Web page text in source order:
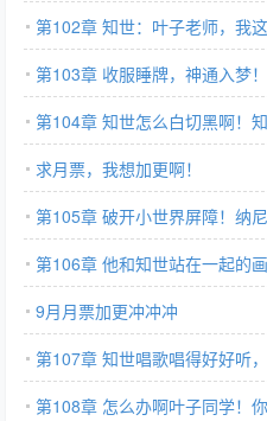
第102章 知世：叶子老师，我
第103章 收服睡牌，神通入梦
第104章 知世怎么白切黑啊！
更4k）
求月票，我想加更啊！
第105章 破开小世界屏障！纳
第106章 他和知世站在一起的
哈！
9月月票加更冲冲冲
第107章 知世唱歌唱得好好听
第108章 怎么办啊叶子同学！你